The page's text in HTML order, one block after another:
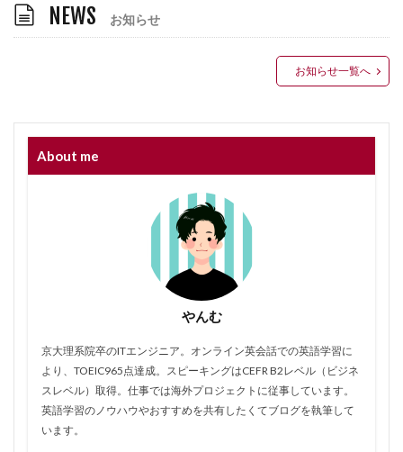
NEWS お知らせ
お知らせ一覧へ
About me
やんむ
京大理系院卒のITエンジニア。オンライン英会話での英語学習に
より、TOEIC965点達成。スピーキングはCEFR B2レベル（ビジネ
スレベル）取得。仕事では海外プロジェクトに従事しています。
英語学習のノウハウやおすすめを共有したくてブログを執筆して
います。